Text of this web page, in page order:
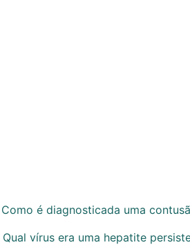
Como é diagnosticada uma
Qual vírus era uma hepatite